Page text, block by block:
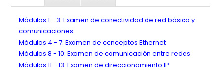
Módulos 1 - 3: Examen de conectividad de red básica y
comunicaciones
Módulos 4 - 7: Examen de conceptos Ethernet
Módulos 8 - 10: Examen de comunicación entre redes
Módulos 11 - 13: Examen de direccionamiento IP